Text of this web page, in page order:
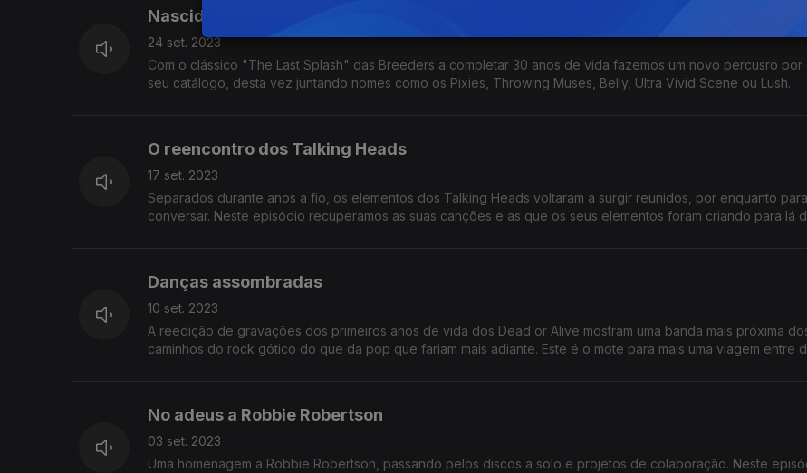
Nascidos na 4AD
24 set. 2023
Com o clássico "The Last Splash" das Breeders a completar 30 anos de vida fazemos um novo percusro por
seu catálogo, desta vez juntando nomes como os Pixies, Throwing Muses, Belly, Ultra Vivid Scene ou Lush.
O reencontro dos Talking Heads
17 set. 2023
Separados durante anos a fio, os elementos dos Talking Heads voltaram a surgir reunidos, por enquanto para
conversar. Neste episódio recuperamos as suas canções e as que os seus elementos foram criando para lá
Danças assombradas
10 set. 2023
A reedição de gravações dos primeiros anos de vida dos Dead or Alive mostram uma banda mais próxima
caminhos do rock gótico do que da pop que fariam mais adiante. Este é o mote para mais uma viagem entre
No adeus a Robbie Robertson
03 set. 2023
Uma homenagem a Robbie Robertson, passando pelos discos a solo e projetos de colaboração. Neste